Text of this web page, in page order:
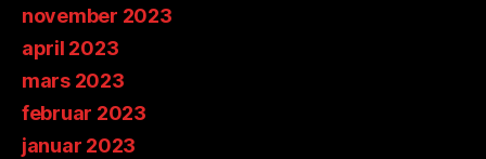
november 2023
april 2023
mars 2023
februar 2023
januar 2023